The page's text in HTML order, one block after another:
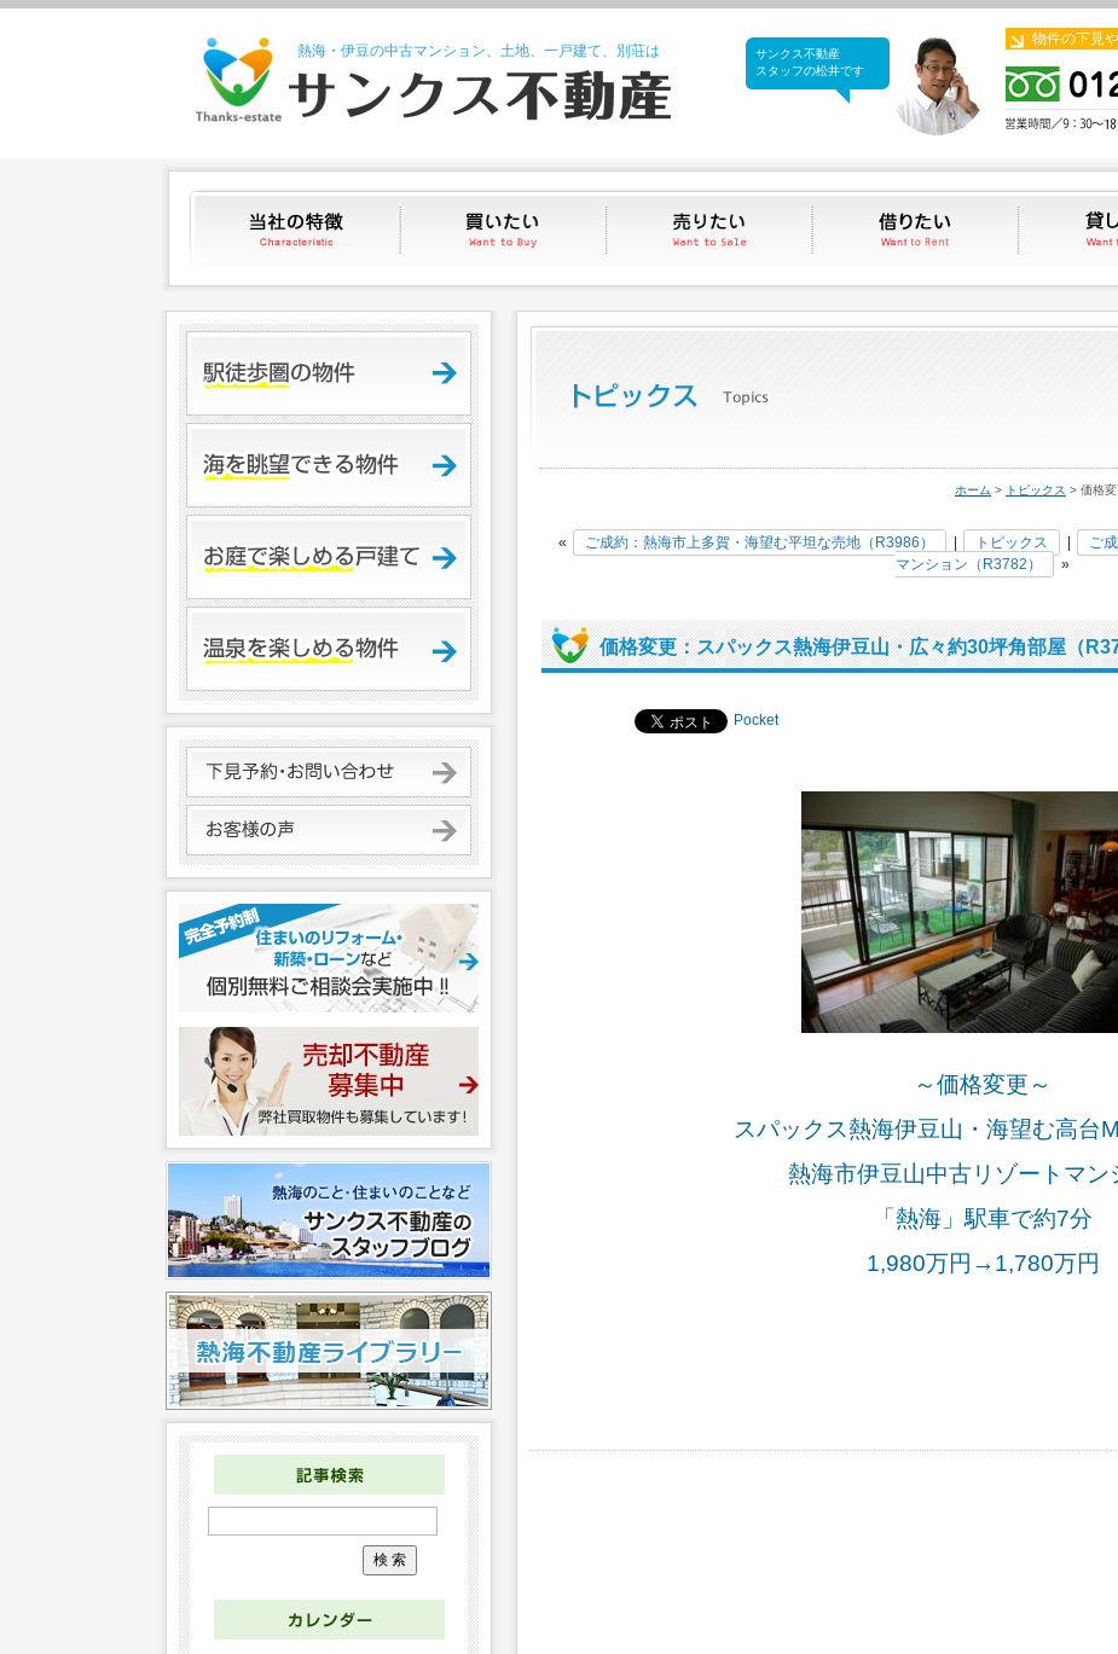
熱海・伊豆の中古マンション、土地、一戸建て、別荘は
サンクス不動産
サンクス不動産
スタッフの松井です
物件の下見
当社の特徴 買いたい 売りたい 借りたい
ホーム > トピックス > 価格
« ご成約：熱海市上多賀・海望む平坦な売地（R3986） トピックス
ご
マンション（R3782）
»
価格変更：スパックス熱海伊豆山・広々約30坪角部屋（
Pocket
～価格変更～
スパックス熱海伊豆山・海望む高台
熱海市伊豆山中古リゾートマン
「熱海」駅車で約7分
1,980万円→1,780万円